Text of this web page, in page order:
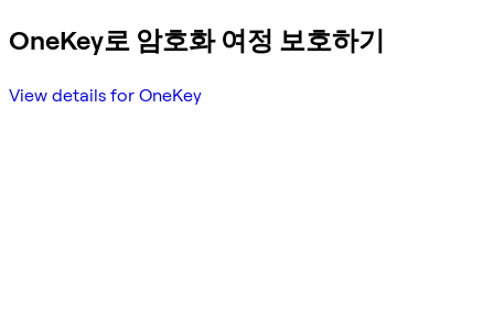
OneKey로 암호화 여정 보호하기
View details for OneKey